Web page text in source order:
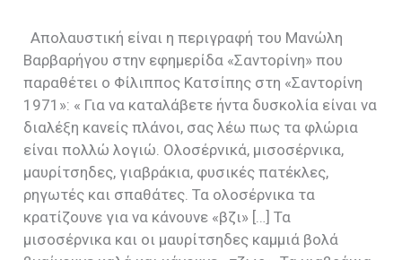
Απολαυστική είναι η περιγραφή του Μανώλη
Βαρβαρήγου στην εφημερίδα «Σαντορίνη» που
παραθέτει ο Φίλιππος Κατσίπης στη «Σαντορίνη
1971»: « Για να καταλάβετε ήντα δυσκολία είναι να
διαλέξη κανείς πλάνοι, σας λέω πως τα φλώρια
είναι πολλώ λογιώ. Ολοσέρνικά, μισοσέρνικα,
μαυρίτσηδες, γιαβράκια, φυσικές πατέκλες,
ρηγωτές και σπαθάτες. Τα ολοσέρνικα τα
κρατίζουνε για να κάνουνε «βζι» […] Τα
μισοσέρνικα και οι μαυρίτσηδες καμμιά βολά